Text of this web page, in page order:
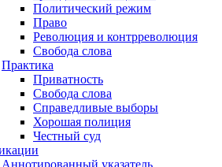
Политический режим
Право
Революция и контрреволюция
Свобода слова
Практика
Приватность
Свобода слова
Справедливые выборы
Хорошая полиция
Честный суд
Аннотированный указатель